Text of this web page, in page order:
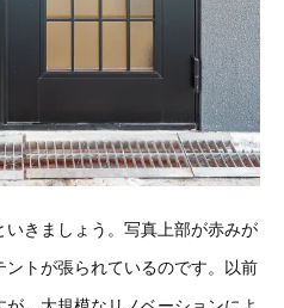
きましょう。写真上部が赤みが
トが張られているのです。以前